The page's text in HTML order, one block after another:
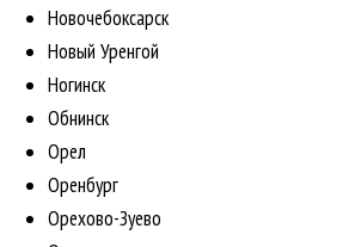
Новочебоксарск
Новый Уренгой
Ногинск
Обнинск
Орел
Оренбург
Орехово-Зуево